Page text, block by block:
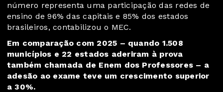
número representa uma participação das redes de
ensino de 96% das capitais e 85% dos estados
brasileiros, contabilizou o MEC.
Em comparação com 2025 – quando 1.508
municípios e 22 estados aderiram à prova
também chamada de Enem dos Professores – a
adesão ao exame teve um crescimento superior
a 30%.